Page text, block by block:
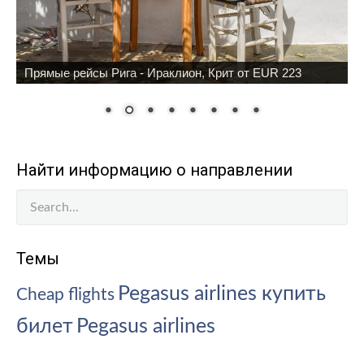
Прямые рейсы Рига - Ираклион, Крит от EUR 223
Найти информацию о направлении
Темы
Cheap flights Pegasus airlines купить
билет Pegasus airlines